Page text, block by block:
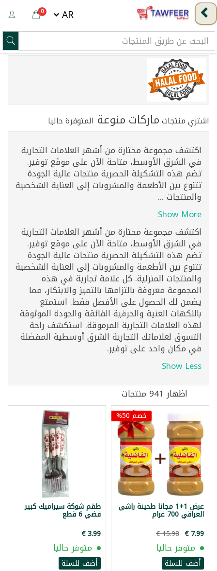
0
اشتري منتجاتماركات منوعة المتوفرة حاليا
اكتشف مجموعة مختارة من أشهر العلامات التجارية
في الشرق الأوسط، متاحة الآن على موقع توفير.
تضم هذه التشكيلة الحصرية منتجات عالية الجودة
تتنوع بين الأطعمة والمشروبات إلى العناية الشخصية
والمنتجات ...
Show More
اكتشف مجموعة مختارة من أشهر العلامات التجارية
في الشرق الأوسط، متاحة الآن على موقع توفير.
تضم هذه التشكيلة الحصرية منتجات عالية الجودة
تتنوع بين الأطعمة والمشروبات إلى العناية الشخصية
والمنتجات المنزلية. كل علامة تجارية في هذه
المجموعة معروفة بالتزامها بالتميز والابتكار، مما
يضمن لك الحصول على الأفضل فقط. استمتع
بالنكهات الغنية والحرفية الفائقة والجودة الموثوقة
لهذه العلامات التجارية المرموقة. استكشف راحة
التسوق لعلاماتك التجارية الشرق أوسطية المفضلة
في مكان واحد على توفير.
Show Less
اظهار 941 منتجات
خصم 50%
عرض 1+1 مجانا طحينة راشي
العراقي 700 غرام
متوفر حاليا
أضف للسلة
طقم شوكة سيراميك كبير
فضي 6 قطع
متوفر حاليا
أضف للسلة